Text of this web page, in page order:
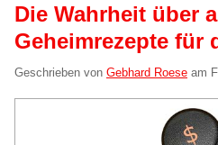
Die Wahrheit über
Geheimrezepte für
Geschrieben von Gebhard Roese am